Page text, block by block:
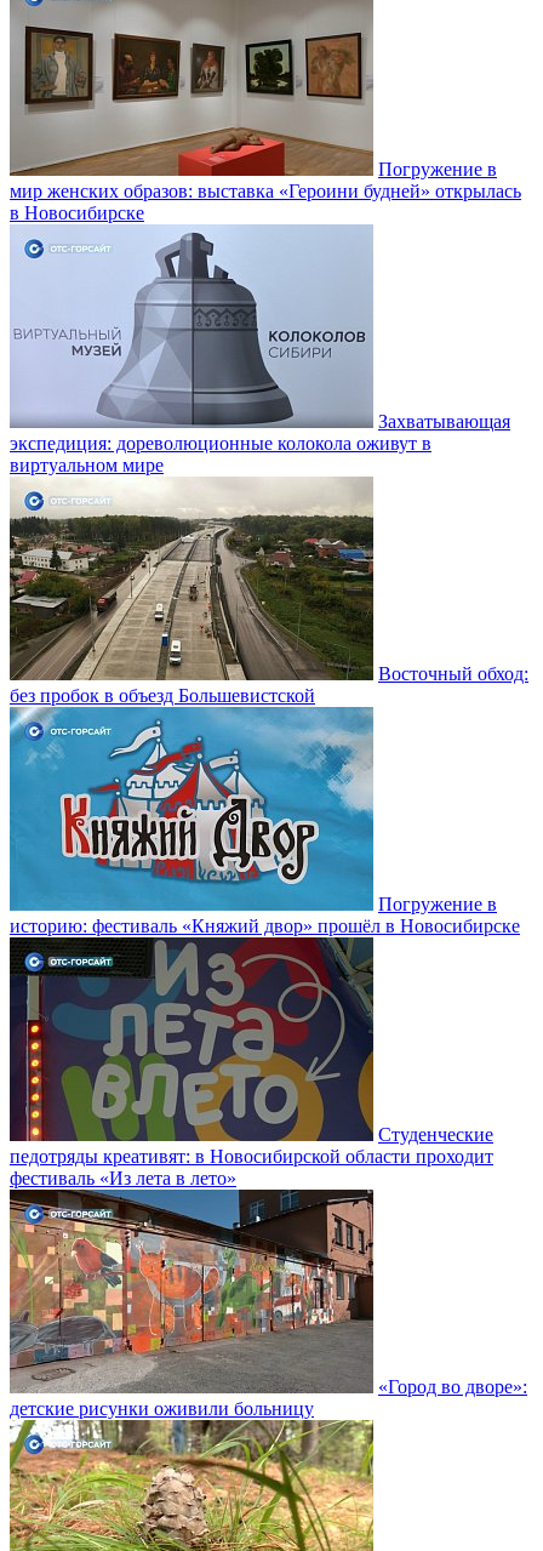
Погружение в
мир женских образов: выставка «Героини будней» открылась
в Новосибирске
Захватывающая
экспедиция: дореволюционные колокола оживут в
виртуальном мире
Восточный обход:
без пробок в объезд Большевистской
Погружение в
историю: фестиваль «Княжий двор» прошёл в Новосибирске
Студенческие
педотряды креативят: в Новосибирской области проходит
фестиваль «Из лета в лето»
«Город во дворе»:
детские рисунки оживили больницу